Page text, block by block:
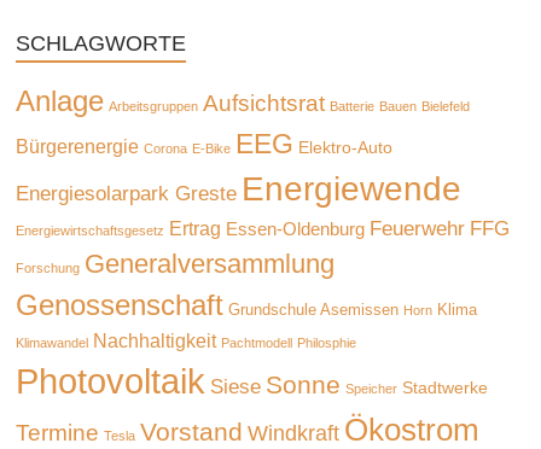
SCHLAGWORTE
Anlage Arbeitsgruppen Aufsichtsrat Batterie Bauen Bielefeld
Bürgerenergie Corona E-Bike EEG Elektro-Auto
Energiesolarpark Greste Energiewende
Energiewirtschaftsgesetz Ertrag Essen-Oldenburg Feuerwehr FFG
Forschung Generalversammlung
Genossenschaft Grundschule Asemissen Horn Klima
Klimawandel Nachhaltigkeit Pachtmodell Philosphie
Photovoltaik Siese Sonne Speicher Stadtwerke
Termine Tesla Vorstand Windkraft Ökostrom